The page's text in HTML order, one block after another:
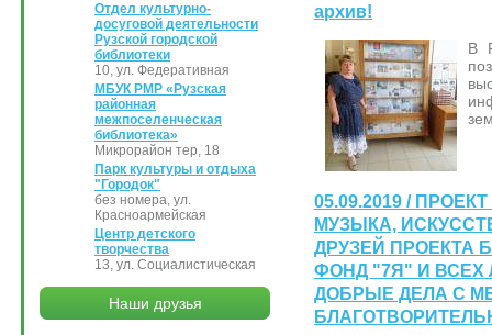
архив!
В
05.09.2019 /
МУЗЫКА,
ДРУЗЕЙ ПРОЕКТА
ФОНД "7Я" И
ДОБРЫЕ ДЕЛА С
Отдел культурно-
досуговой деятельности
Рузской городской
библиотеки
10, ул. Федеративная
МБУК РМР «Рузская
районная
межпоселенческая
библиотека»
Микрорайон тер, 18
Парк культуры и отдыха
"Городок"
без номера, ул.
Красноармейская
Центр детского
творчества
13, ул. Социалистическая
Наши друзья